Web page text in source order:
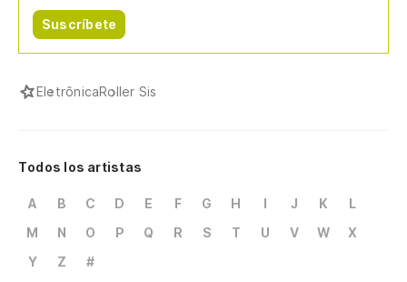
Suscríbete
EletrônicaRoller Sis
Todos los artistas
A B C D E F G H I J K
L
M
N O P Q R S T U V W
X
Y
Z #